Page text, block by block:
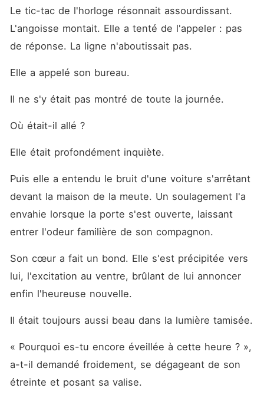
Le tic-tac de l'horloge résonnait assourdissant.
L'angoisse montait. Elle a tenté de l'appeler : pas
de réponse. La ligne n'aboutissait pas.
Elle a appelé son bureau.
Il ne s'y était pas montré de toute la journée.
Où était-il allé ?
Elle était profondément inquiète.
Puis elle a entendu le bruit d'une voiture s'arrêtant
devant la maison de la meute. Un soulagement l'a
envahie lorsque la porte s'est ouverte, laissant
entrer l'odeur familière de son compagnon.
Son cœur a fait un bond. Elle s'est précipitée vers
lui, l'excitation au ventre, brûlant de lui annoncer
enfin l'heureuse nouvelle.
« Pourquoi es-tu encore éveillée à cette heure ? »,
a-t-il demandé froidement, se dégageant de son
étreinte et posant sa valise.